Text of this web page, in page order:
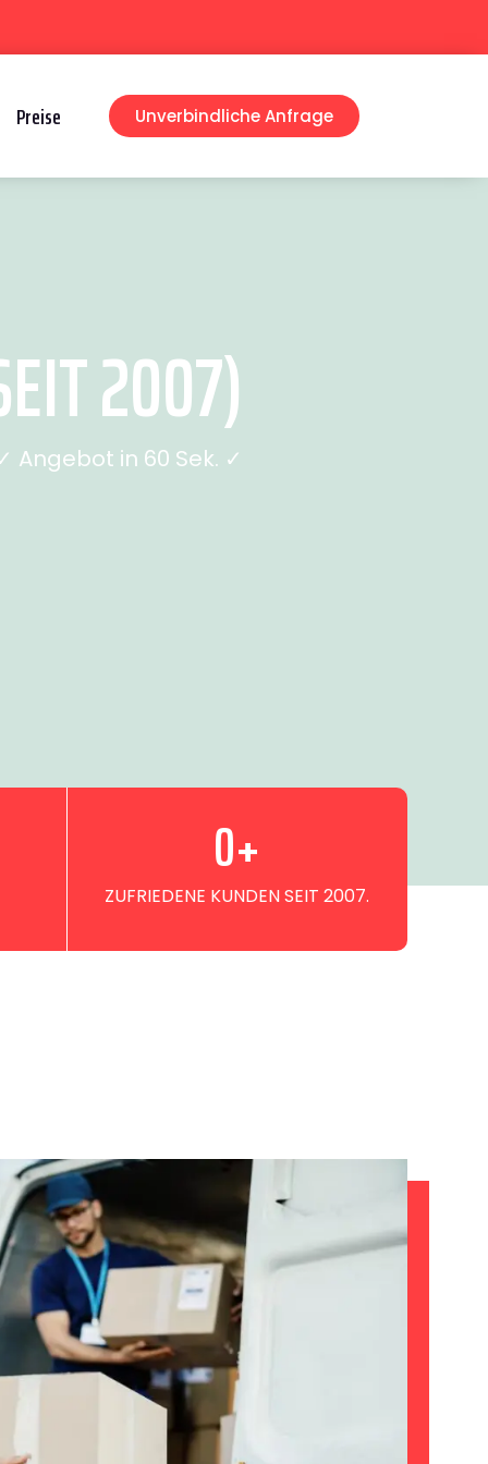
Preise Unverbindliche Anfrage
2007)
Angebot in 60 Sek. ✓
ZUFRIEDENE KUNDEN SEIT 2007.
0+